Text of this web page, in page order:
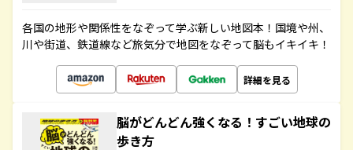
各国の地形や関係性をなぞって学ぶ新しい地図本！国境や州、
川や街道、鉄道線など旅気分で地図をなぞって脳もイキイキ！
詳細を見る
脳がどんどん強くなる！すごい地球の
歩き方